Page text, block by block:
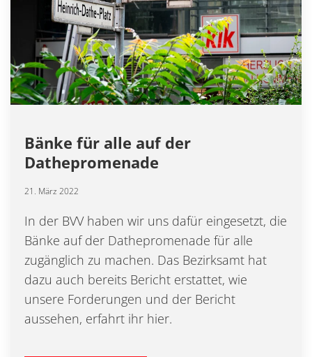
Bänke für alle auf der
Dathepromenade
21. März 2022
In der BVV haben wir uns dafür eingesetzt, die
Bänke auf der Dathepromenade für alle
zugänglich zu machen. Das Bezirksamt hat
dazu auch bereits Bericht erstattet, wie
unsere Forderungen und der Bericht
aussehen, erfahrt ihr hier.